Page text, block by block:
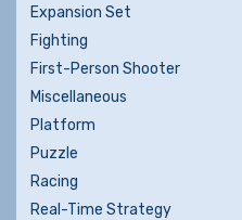
Expansion Set
Fighting
First-Person Shooter
Miscellaneous
Platform
Puzzle
Racing
Real-Time Strategy